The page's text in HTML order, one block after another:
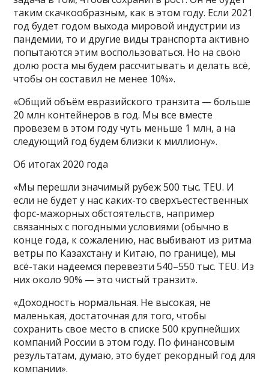
таким скачкообразным, как в этом году. Если 2021
год будет годом выхода мировой индустрии из
пандемии, то и другие виды транспорта активно
попытаются этим воспользоваться. Но на свою
долю роста мы будем рассчитывать и делать всё,
чтобы он составил не менее 10%».
«Общий объём евразийского транзита — больше
20 млн контейнеров в год. Мы все вместе
провезем в этом году чуть меньше 1 млн, а на
следующий год будем близки к миллиону».
Об итогах 2020 года
«Мы перешли значимый рубеж 500 тыс. TEU. И
если не будет у нас каких-то сверхъестественных
форс-мажорных обстоятельств, например
связанных с погодными условиями (обычно в
конце года, к сожалению, нас выбивают из ритма
ветры по Казахстану и Китаю, по границе), мы
всё-таки надеемся перевезти 540–550 тыс. TEU. Из
них около 90% — это чистый транзит».
«Доходность нормальная. Не высокая, не
маленькая, достаточная для того, чтобы
сохранить свое место в списке 500 крупнейших
компаний России в этом году. По финансовым
результатам, думаю, это будет рекордный год для
компании».